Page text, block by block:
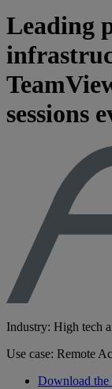
Leading
sessions
Industry: High tech
Use case: Remote
Download the